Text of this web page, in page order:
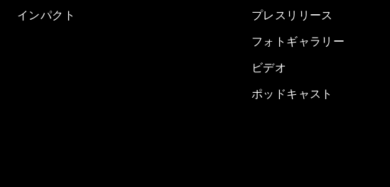
インパクト
プレスリリース
フォトギャラリー
ビデオ
ポッドキャスト